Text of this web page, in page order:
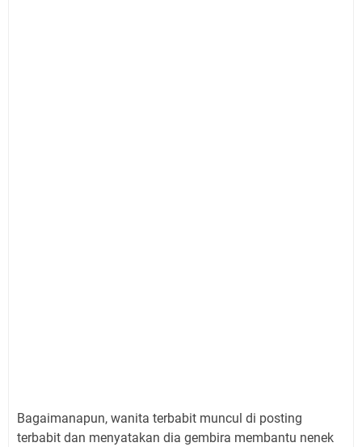
Bagaimanapun, wanita terbabit muncul di posting
terbabit dan menyatakan dia gembira membantu nenek